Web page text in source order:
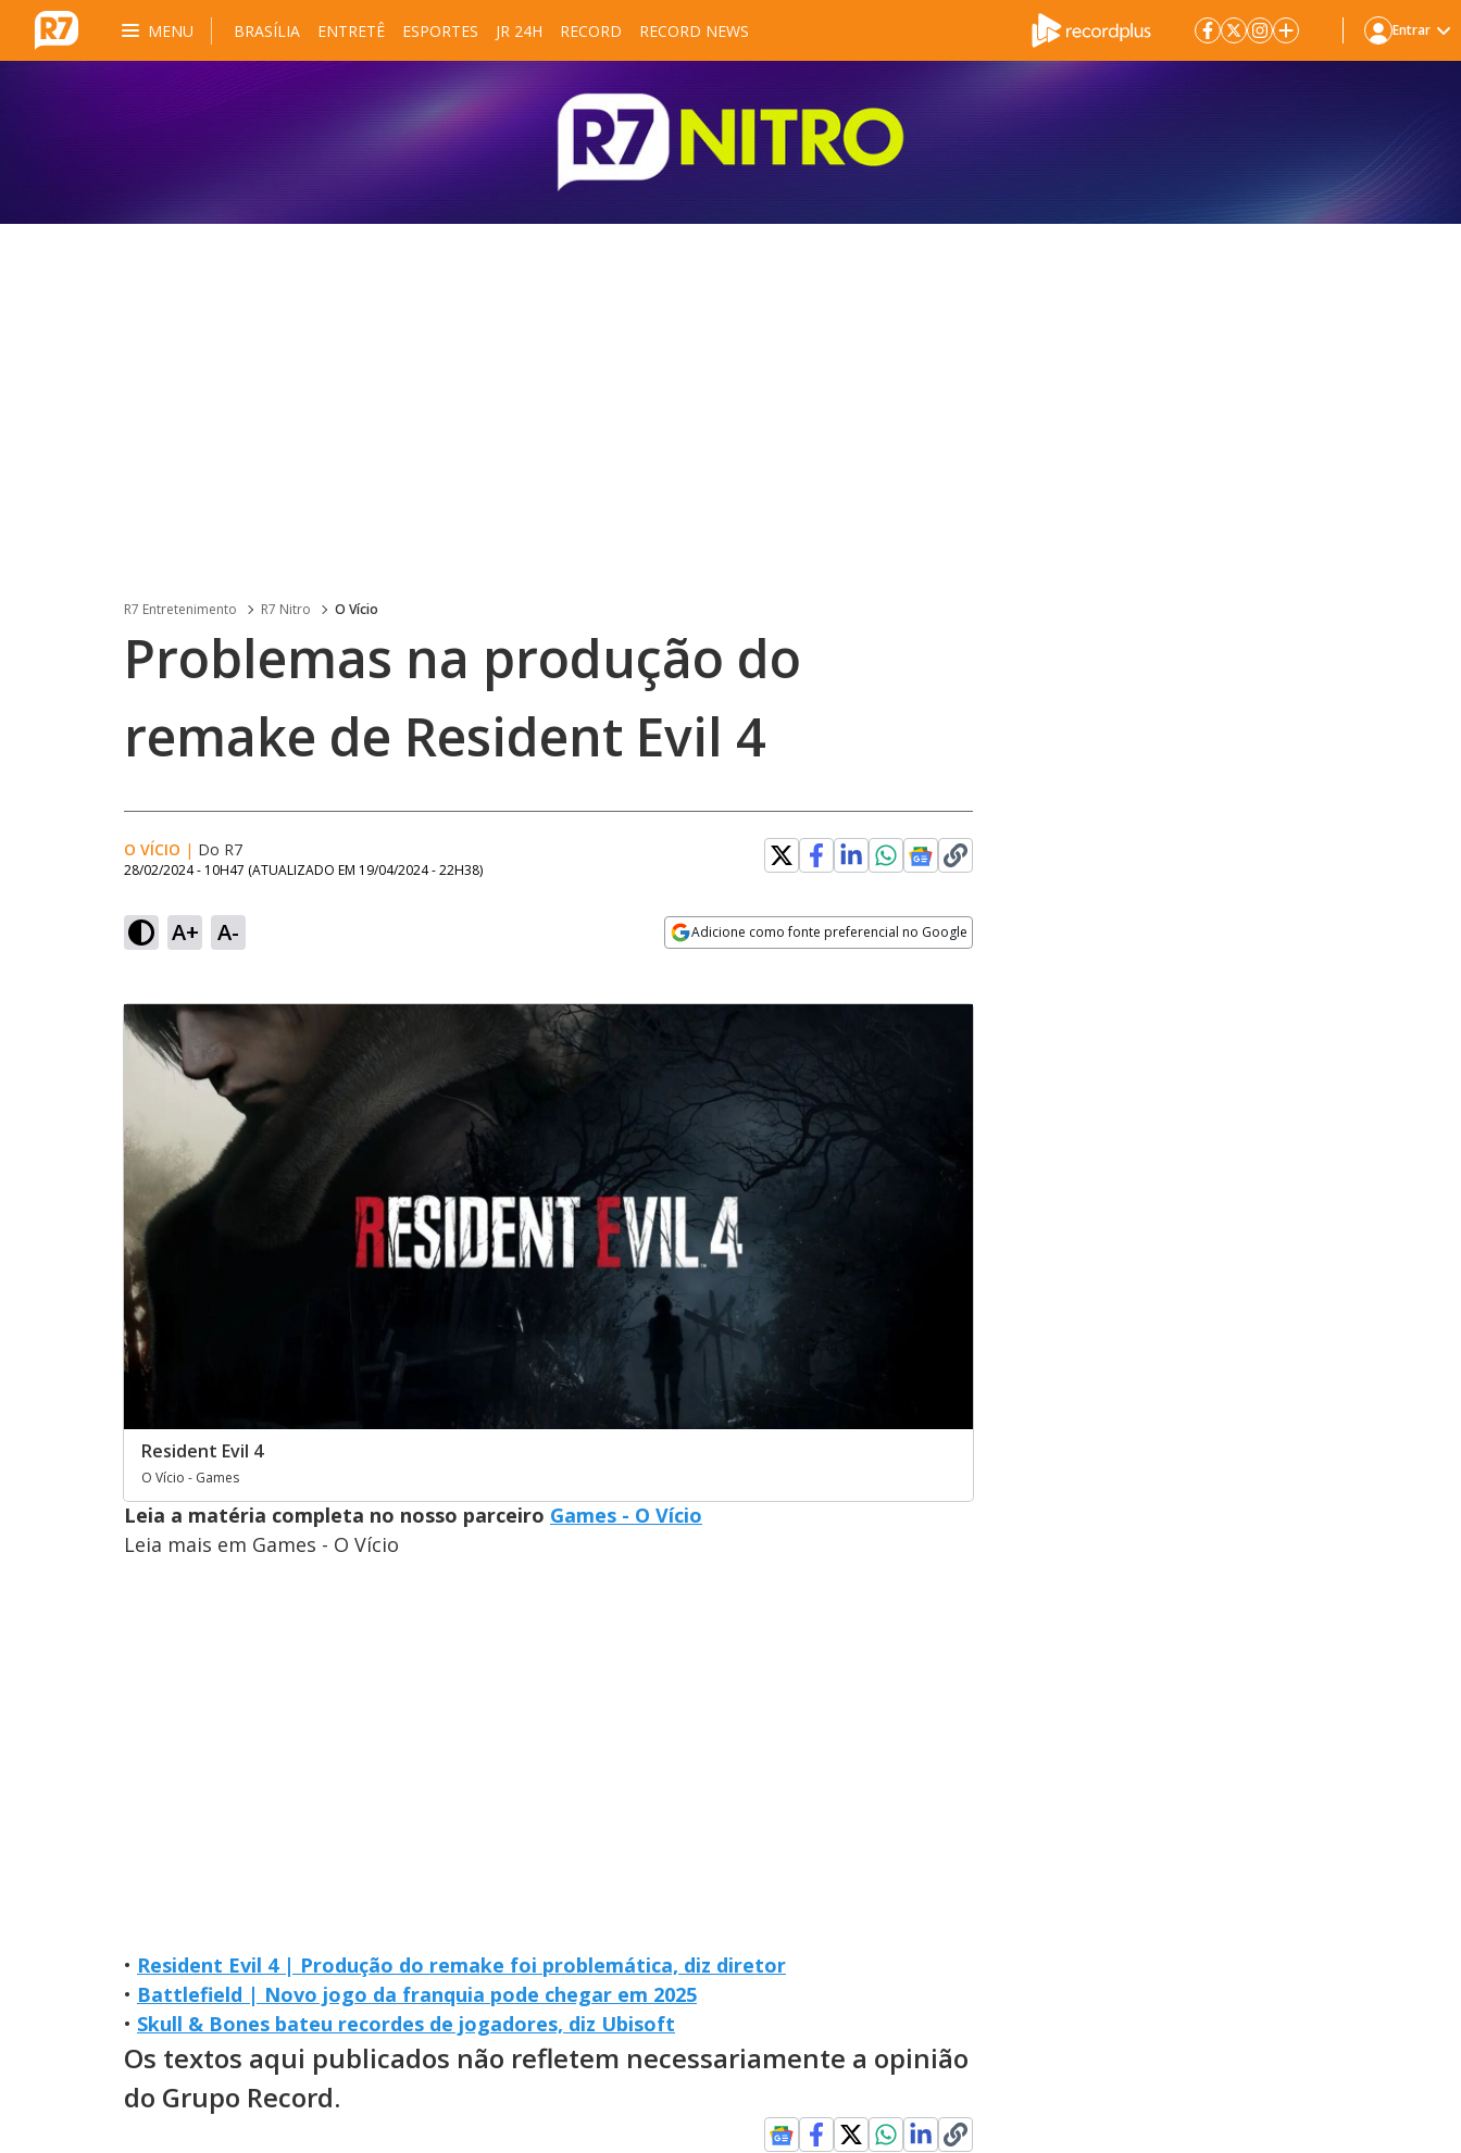
MENU BRASÍLIA ENTRETÊ ESPORTES JR 24H RECORD RECORD NEWS Entrar
R7 Entretenimento R7 Nitro O Vício
Problemas na produção do
remake de Resident Evil 4
O VÍCIO | Do R7
28/02/2024 - 10H47 (ATUALIZADO EM 19/04/2024 - 22H38)
A+ A- Adicione como fonte preferencial no Google
Resident Evil 4
O Vício - Games
Leia a matéria completa no nosso parceiro Games - O Vício
Leia mais em Games - O Vício
• Resident Evil 4 | Produção do remake foi problemática, diz diretor
• Battlefield | Novo jogo da franquia pode chegar em 2025
• Skull & Bones bateu recordes de jogadores, diz Ubisoft
Os textos aqui publicados não refletem necessariamente a opinião
do Grupo Record.